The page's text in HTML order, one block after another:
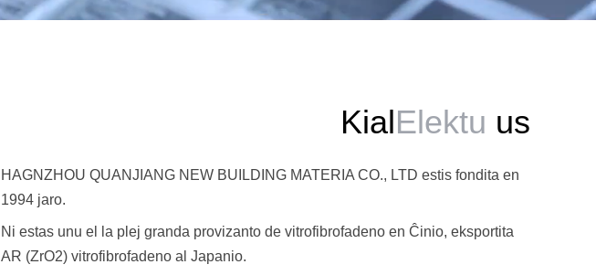
KialElektu us
HAGNZHOU QUANJIANG NEW BUILDING MATERIA CO., LTD estis fondita en
1994 jaro.
Ni estas unu el la plej granda provizanto de vitrofibrofadeno en Ĉinio, eksportita
AR (ZrO2) vitrofibrofadeno al Japanio.